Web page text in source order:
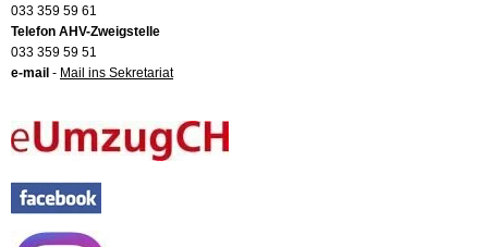
033 359 59 61
Telefon AHV-Zweigstelle
033 359 59 51
e-mail - Mail ins Sekretariat